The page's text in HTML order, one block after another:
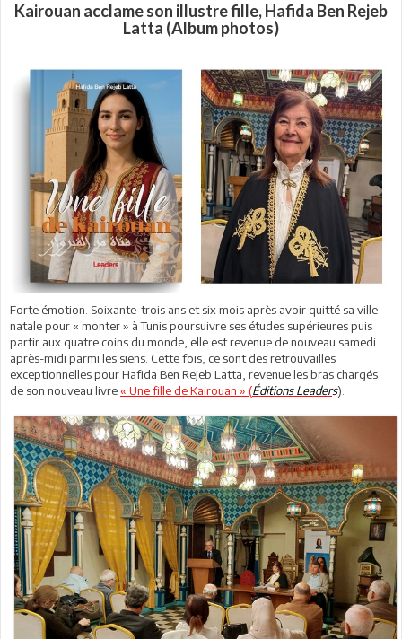
Kairouan acclame son illustre fille, Hafida Ben Rejeb
Latta (Album photos)
Forte émotion. Soixante-trois ans et six mois après avoir quitté sa ville
natale pour « monter » à Tunis poursuivre ses études supérieures puis
partir aux quatre coins du monde, elle est revenue de nouveau samedi
après-midi parmi les siens. Cette fois, ce sont des retrouvailles
exceptionnelles pour Hafida Ben Rejeb Latta, revenue les bras chargés
de son nouveau livre« Une fille de Kairouan » (ÉditionsLeaders).